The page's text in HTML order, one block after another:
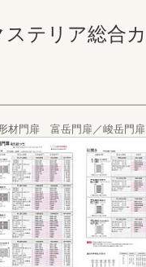
ステリア総合
材門扉 富岳門扉／峻岳門扉